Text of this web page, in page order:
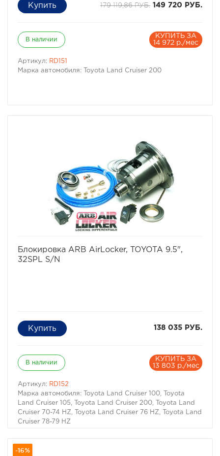
179 119,86 РУБ. 149 720 РУБ.
В наличии
КУПИТЬ ЗА
14 972 р./мес
Артикул: RD151
Марка автомобиля: Toyota Land Cruiser 200
Блокировка ARB AirLocker, TOYOTA 9.5",
32SPL S/N
138 035 РУБ.
В наличии
КУПИТЬ ЗА
13 803 р./мес
Артикул: RD152
Марка автомобиля: Toyota Land Cruiser 100, Toyota
Land Cruiser 105, Toyota Land Cruiser 200, Toyota Land
Cruiser 70-74 HZ, Toyota Land Cruiser 76 HZ, Toyota Land
Cruiser 78-79 HZ
-16%